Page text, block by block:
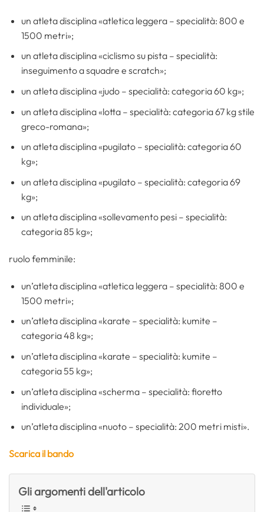
un atleta disciplina «atletica leggera – specialità: 800 e
1500 metri»;
un atleta disciplina «ciclismo su pista – specialità:
inseguimento a squadre e scratch»;
un atleta disciplina «judo – specialità: categoria 60 kg»;
un atleta disciplina «lotta – specialità: categoria 67 kg stile
greco-romana»;
un atleta disciplina «pugilato – specialità: categoria 60
kg»;
un atleta disciplina «pugilato – specialità: categoria 69
kg»;
un atleta disciplina «sollevamento pesi – specialità:
categoria 85 kg»;
ruolo femminile:
un’atleta disciplina «atletica leggera – specialità: 800 e
1500 metri»;
un’atleta disciplina «karate – specialità: kumite –
categoria 48 kg»;
un’atleta disciplina «karate – specialità: kumite –
categoria 55 kg»;
un’atleta disciplina «scherma – specialità: fioretto
individuale»;
un’atleta disciplina «nuoto – specialità: 200 metri misti».
Scarica il bando
Gli argomenti dell'articolo